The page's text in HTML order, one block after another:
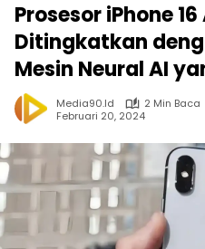
Prosesor iPhone
Ditingkatkan
Mesin Neural AI
Media90.id
2 Min Baca
Februari 20, 2024